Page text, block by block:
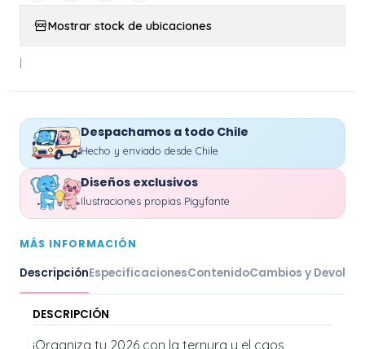
Mostrar stock de ubicaciones
|
Despachamos a todo Chile
Hecho y enviado desde Chile
Diseños exclusivos
Ilustraciones propias Pigyfante
MÁS INFORMACIÓN
DescripciónEspecificacionesContenidoCambios y
DESCRIPCIÓN
¡Organiza tu 2026 con la ternura y el caos